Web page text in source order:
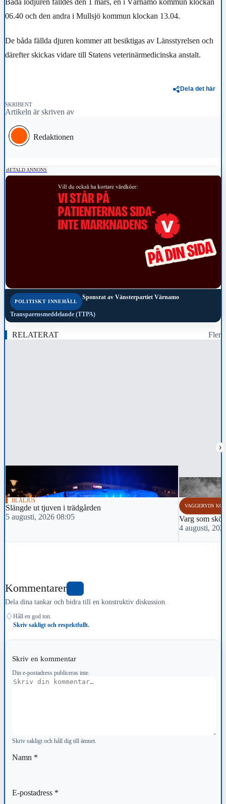
Båda lodjuren fälldes den 1 mars, en i Värnamo kommun klockan
06.40 och den andra i Mullsjö kommun klockan 13.04.
De båda fällda djuren kommer att besiktigas av Länsstyrelsen och
därefter skickas vidare till Statens veterinärmedicinska anstalt.
Dela det här
SKRIBENT
Artikeln är skriven av
Redaktionen
BETALD ANNONS
POLITISKT INNEHÅLL
Sponsrat av Vänsterpartiet Värnamo
Transparensmeddelande (TTPA)
RELATERAT Fler
›
BLÅLJUS
Slängde ut tjuven i trädgården
5 augusti, 2026 08:05
VAGGERYDS
Varg som
4 augusti,
Kommentarer
Dela dina tankar och bidra till en konstruktiv diskussion.
♢ Håll en god ton.
Skriv sakligt och respektfullt.
Skriv en kommentar
Din e-postadress publiceras inte.
Kommentar
Skriv sakligt och håll dig till ämnet.
Namn *
E-postadress *